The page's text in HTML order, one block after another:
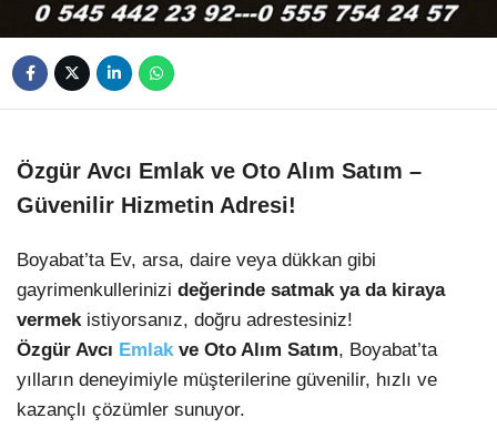
Özgür Avcı Emlak ve Oto Alım Satım –
Güvenilir Hizmetin Adresi!
Boyabat’ta Ev, arsa, daire veya dükkan gibi
gayrimenkullerinizi değerinde satmak ya da kiraya
vermekistiyorsanız, doğru adrestesiniz!
Özgür Avcı Emlakve Oto Alım Satım, Boyabat’ta
yılların deneyimiyle müşterilerine güvenilir, hızlı ve
kazançlı çözümler sunuyor.